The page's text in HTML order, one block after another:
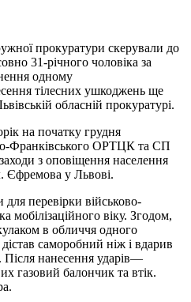
прокуратури скерували до
31-річного чоловіка за
одному
тілесних ушкоджень ще
обласній прокуратурі.
на початку грудня
Франківського ОРТЦК та СП
з оповіщення населення
Єфремова у Львові.
перевірки військово-
мобілізаційного віку. Згодом,
в обличчя одного
саморобний ніж і вдарив
Після нанесення ударів—
газовий балончик та втік.